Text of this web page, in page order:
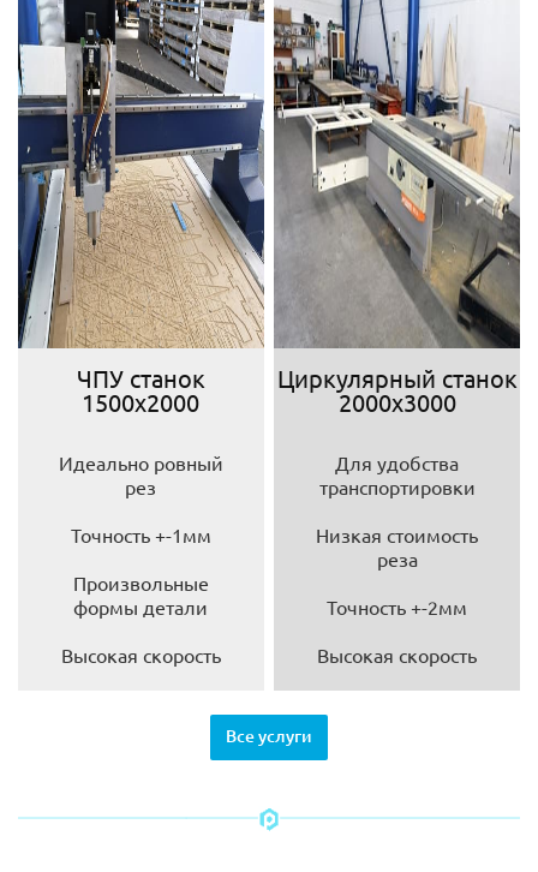
ЧПУ станок
1500х2000
Идеально ровный
рез
Точность +-1мм
Произвольные
формы детали
Высокая скорость
Циркулярный станок
2000х3000
Для удобства
транспортировки
Низкая стоимость
реза
Точность +-2мм
Высокая скорость
Все услуги